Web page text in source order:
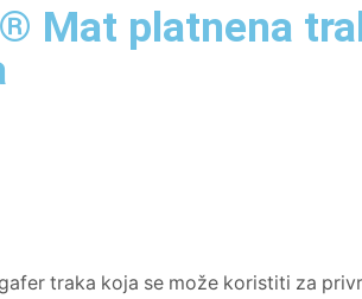
Mat platnena
traka koja se može koristiti za